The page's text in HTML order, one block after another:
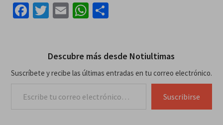
Facebook
Twitter
EmailWhatsApp
Compartir
Descubre más desde Notiultimas
Suscríbete y recibe las últimas entradas en tu correo electrónico.
Suscribirse